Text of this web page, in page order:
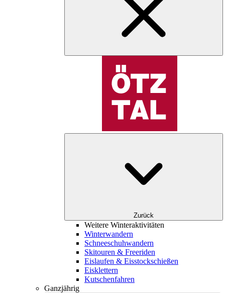
Zurück
Weitere Winteraktivitäten
Winterwandern
Schneeschuhwandern
Skitouren & Freeriden
Eislaufen & Eisstockschießen
Eisklettern
Kutschenfahren
Ganzjährig